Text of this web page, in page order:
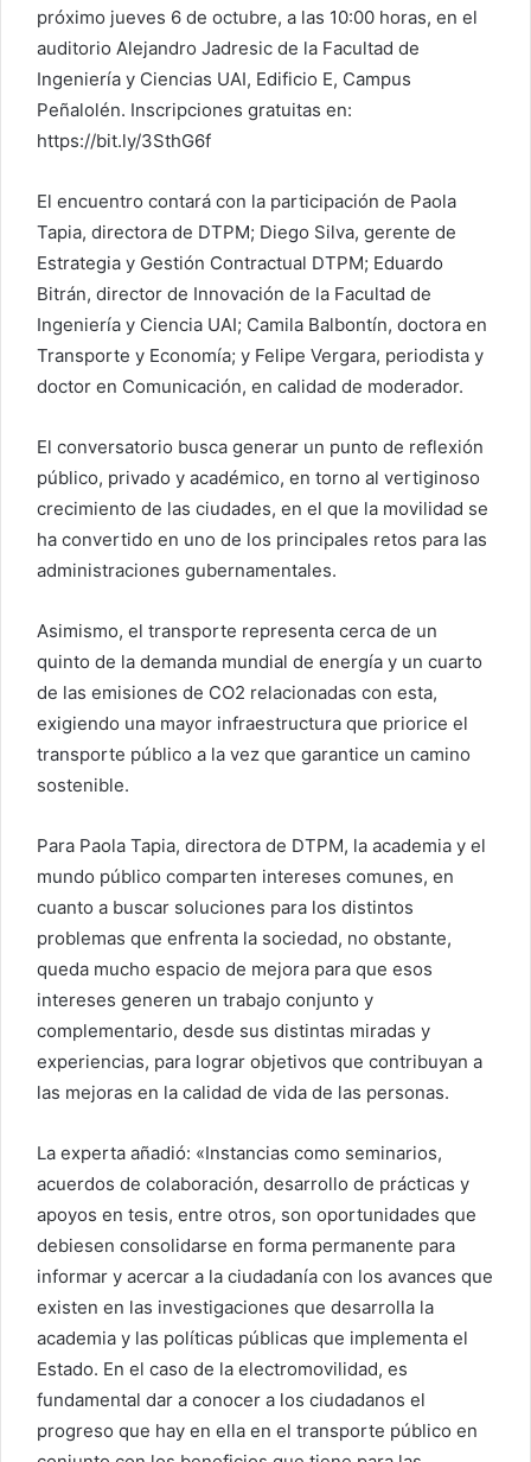
próximo jueves 6 de octubre, a las 10:00 horas, en el
auditorio Alejandro Jadresic de la Facultad de
Ingeniería y Ciencias UAI, Edificio E, Campus
Peñalolén. Inscripciones gratuitas en:
https://bit.ly/3SthG6f
El encuentro contará con la participación de Paola
Tapia, directora de DTPM; Diego Silva, gerente de
Estrategia y Gestión Contractual DTPM; Eduardo
Bitrán, director de Innovación de la Facultad de
Ingeniería y Ciencia UAI; Camila Balbontín, doctora en
Transporte y Economía; y Felipe Vergara, periodista y
doctor en Comunicación, en calidad de moderador.
El conversatorio busca generar un punto de reflexión
público, privado y académico, en torno al vertiginoso
crecimiento de las ciudades, en el que la movilidad se
ha convertido en uno de los principales retos para las
administraciones gubernamentales.
Asimismo, el transporte representa cerca de un
quinto de la demanda mundial de energía y un cuarto
de las emisiones de CO2 relacionadas con esta,
exigiendo una mayor infraestructura que priorice el
transporte público a la vez que garantice un camino
sostenible.
Para Paola Tapia, directora de DTPM, la academia y el
mundo público comparten intereses comunes, en
cuanto a buscar soluciones para los distintos
problemas que enfrenta la sociedad, no obstante,
queda mucho espacio de mejora para que esos
intereses generen un trabajo conjunto y
complementario, desde sus distintas miradas y
experiencias, para lograr objetivos que contribuyan a
las mejoras en la calidad de vida de las personas.
La experta añadió: «Instancias como seminarios,
acuerdos de colaboración, desarrollo de prácticas y
apoyos en tesis, entre otros, son oportunidades que
debiesen consolidarse en forma permanente para
informar y acercar a la ciudadanía con los avances que
existen en las investigaciones que desarrolla la
academia y las políticas públicas que implementa el
Estado. En el caso de la electromovilidad, es
fundamental dar a conocer a los ciudadanos el
progreso que hay en ella en el transporte público en